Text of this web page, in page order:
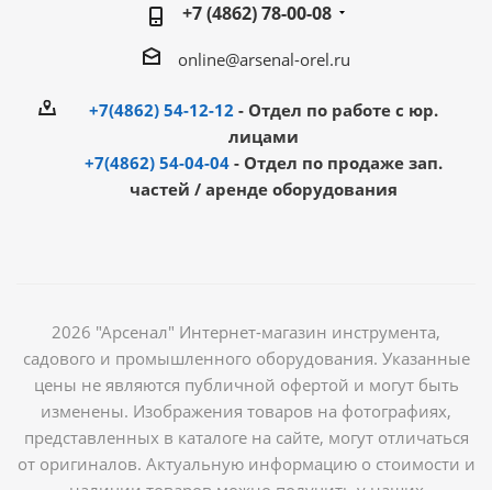
+7 (4862) 78-00-08
online@arsenal-orel.ru
+7(4862) 54-12-12 - Отдел по работе с юр.
лицами
+7(4862) 54-04-04 - Отдел по продаже зап.
частей / аренде оборудования
2026 "Арсенал" Интернет-магазин инструмента,
садового и промышленного оборудования. Указанные
цены не являются публичной офертой и могут быть
изменены. Изображения товаров на фотографиях,
представленных в каталоге на сайте, могут отличаться
от оригиналов. Актуальную информацию о стоимости и